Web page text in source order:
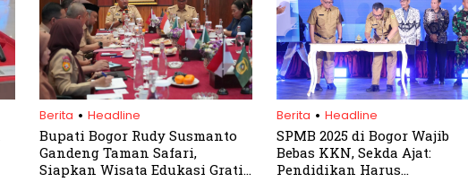
Berita . Headline
Bupati Bogor Rudy Susmanto
Gandeng Taman Safari,
Siapkan Wisata Edukasi Gratis
Berita . Headline
SPMB 2025 di Bogor Wajib
Bebas KKN, Sekda Ajat:
Pendidikan Harus